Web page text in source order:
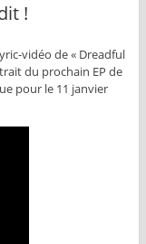
!
vidéo de « Dreadful
du prochain EP de
pour le 11 janvier